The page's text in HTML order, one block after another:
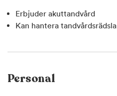
Erbjuder akuttandvård
Kan hantera tandvårdsrädsla
Personal